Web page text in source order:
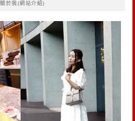
關於我(網站介紹)